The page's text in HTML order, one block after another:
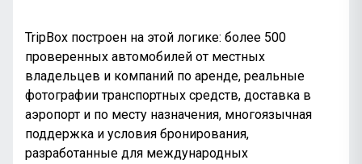
TripBox построен на этой логике: более 500
проверенных автомобилей от местных
владельцев и компаний по аренде, реальные
фотографии транспортных средств, доставка в
аэропорт и по месту назначения, многоязычная
поддержка и условия бронирования,
разработанные для международных